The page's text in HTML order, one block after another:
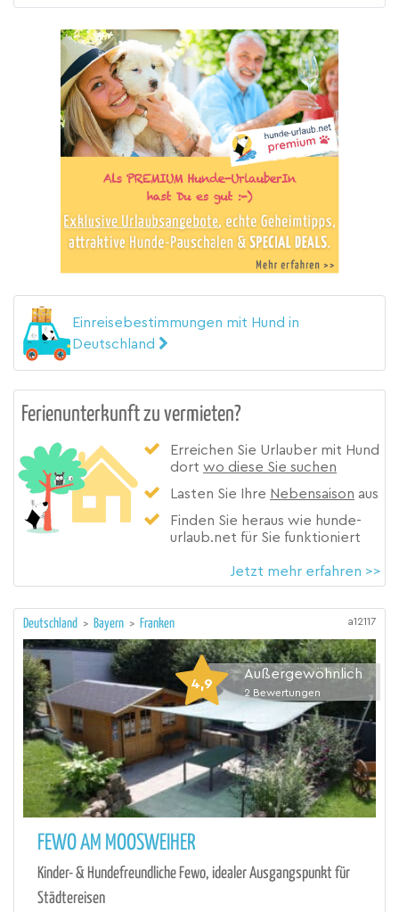
Einreisebestimmungen mit Hund in
Deutschland
Ferienunterkunft zu vermieten?
Erreichen Sie Urlauber mit Hund
dort wo diese Sie suchen
Lasten Sie Ihre Nebensaison aus
Finden Sie heraus wie hunde-
urlaub.net für Sie funktioniert
Jetzt mehr erfahren >>
Deutschland > Bayern > Franken a12117
4,9
Außergewöhnlich
2 Bewertungen
FEWO AM MOOSWEIHER
Kinder- & Hundefreundliche Fewo, idealer Ausgangspunkt für
Städtereisen